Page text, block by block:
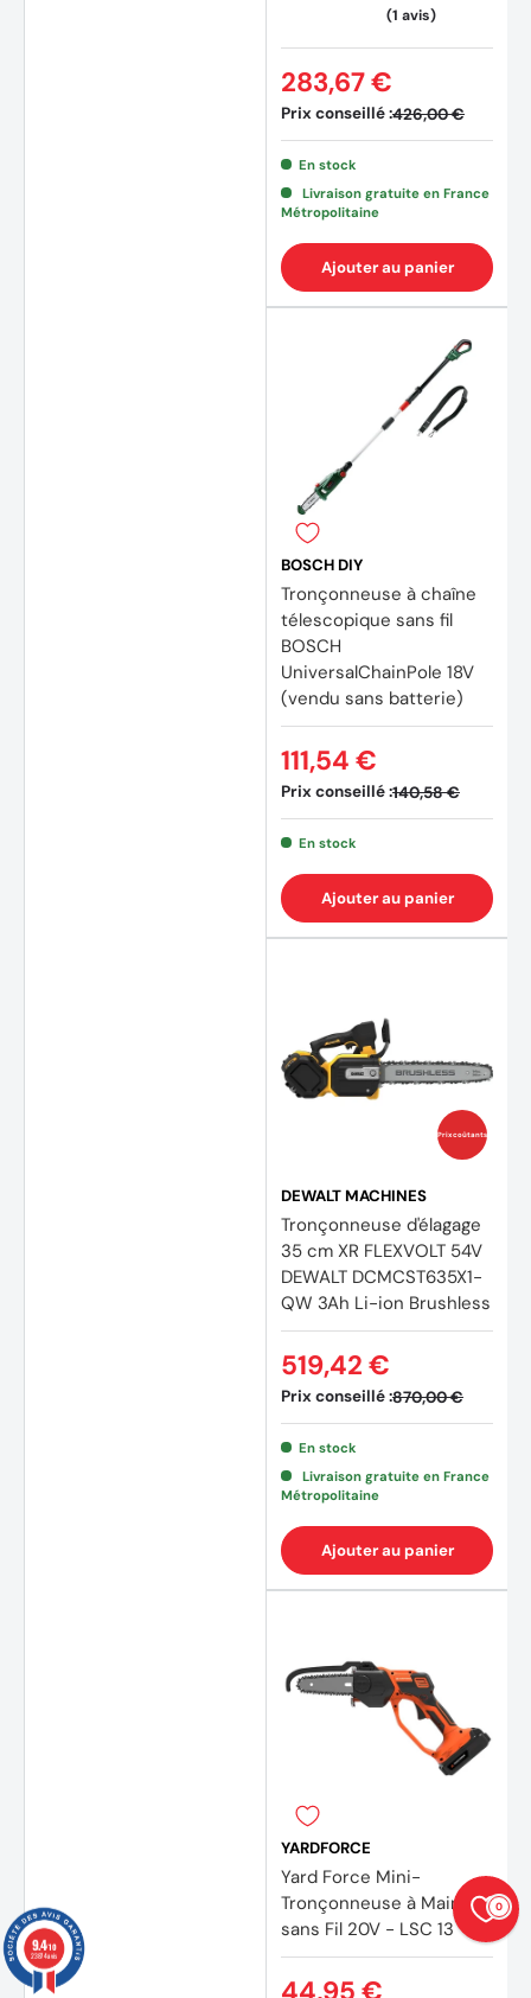
Prix conseillé :426,00 €
283,67 €
En stock
Livraison gratuite en France
Métropolitaine
Ajouter au panier
BOSCH DIY
Tronçonneuse à chaîne
télescopique sans fil
BOSCH
UniversalChainPole 18V
(vendu sans batterie)
Prix conseillé :140,58 €
111,54 €
En stock
Ajouter au panier
Prix coûtants
DEWALT MACHINES
Tronçonneuse d'élagage
35 cm XR FLEXVOLT 54V
DEWALT DCMCST635X1-
QW 3Ah Li-ion Brushless
Prix conseillé :870,00 €
519,42 €
En stock
Livraison gratuite en France
Métropolitaine
Ajouter au panier
YARDFORCE
Yard Force Mini-
Tronçonneuse à Main
sans Fil 20V - LSC 13
0
9.4/10
23874 avis